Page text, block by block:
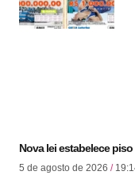
Nova lei estabelece
5 de agosto de 2026